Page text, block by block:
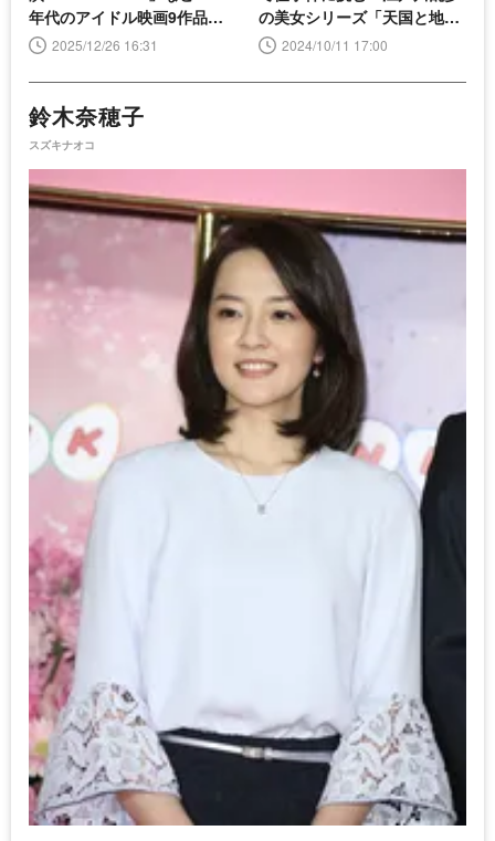
年代のアイドル映画9作品を
放送2025/12/26 16:31
の美女シリーズ「天国と地獄
の美女」＞
2024/10/11 17:00
鈴木奈穂子
スズキナオコ